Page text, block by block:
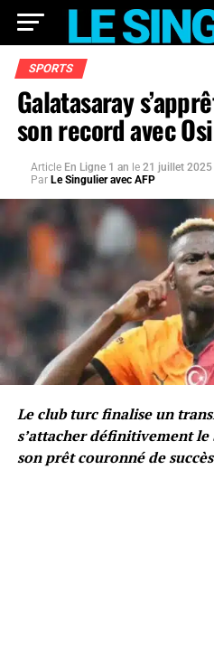
SPORTS
Galatasaray
son record avec
Article En Ligne 1 an le 21 juillet 2025
Par Le Singulier avec AFP
Le club turc finalise un
s’attacher définitivement
son prêt couronné de